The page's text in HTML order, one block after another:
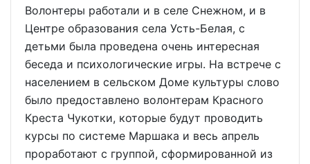
Волонтеры работали и в селе Снежном, и в
Центре образования села Усть-Белая, с
детьми была проведена очень интересная
беседа и психологические игры. На встрече с
населением в сельском Доме культуры слово
было предоставлено волонтерам Красного
Креста Чукотки, которые будут проводить
курсы по системе Маршака и весь апрель
проработают с группой, сформированной из